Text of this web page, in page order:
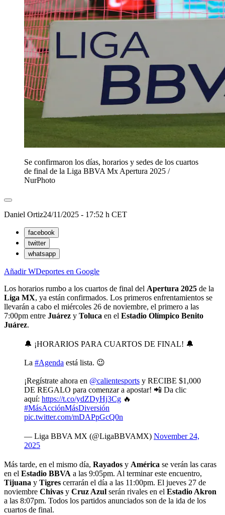
Se confirmaron los días, horarios y sedes de los cuartos
de final de la Liga BBVA Mx Apertura 2025 /
NurPhoto
Daniel Ortiz24/11/2025 - 17:52 h CET
facebook
twitter
whatsapp
Añadir WDeportes en Google
Los horarios rumbo a los cuartos de final del Apertura 2025 de la
Liga MX, ya están confirmados. Los primeros enfrentamientos se
llevarán a cabo el miércoles 26 de noviembre, el primero a las
7:00pm entre Juárez y Toluca en el Estadio Olímpico Benito
Juárez.
🔔 ¡HORARIOS PARA CUARTOS DE FINAL! 🔔
La #Agenda está lista. 😉
¡Regístrate ahora en @calientesports y RECIBE $1,000
DE REGALO para comenzar a apostar! 📲 Da clic
aquí: https://t.co/ydZDyHj3Cg 🔥
#MásAcciónMásDiversión
pic.twitter.com/mDAPpGcQ0n
— Liga BBVA MX (@LigaBBVAMX) November 24,
2025
Más tarde, en el mismo día, Rayados y América se verán las caras
en el Estadio BBVA a las 9:05pm. Al terminar este encuentro,
Tijuana y Tigres cerrarán el día a las 11:00pm. El jueves 27 de
noviembre Chivas y Cruz Azul serán rivales en el Estadio Akron
a las 8:07pm. Todos los partidos anunciados son de la ida de los
cuartos de final.